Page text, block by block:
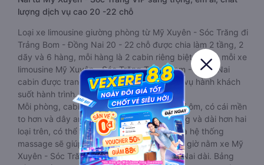
lượng dịch vụ cao 20 -22 chỗ
Loại xe limousine giường phòng từ Mỹ Xuyên - Sóc Trăng đi
Trảng Bom - Đồng Nai 20 - 22 chỗ được chia làm 2 tầng, 2
dãy và 6 hàng, mỗi hàng là 2 cabin riêng biệt. Trong mỗi xe
limousine Mỹ Xuyên - Sóc Trăng Trảng Bom - Đồng Nai
cabin được trang bị rất nhiều tiện ích phục vụ hành khách
suốt hành trình.
Mỗi phòng, cabin đều có gối nằm rời, có gối ôm, có cái mền
to hơn và dây an toàn seat belt. Giường rộng và dài hơn hai
loại trên, có thể lăn lộn thoải mái. Đặc biệt là hệ thống
massage sẽ giúp bạn thư giãn trong những giờ nằm xe Mỹ
Xuyên - Sóc Trăng đến Trảng Bom - Đồng Nai dài. Bảng